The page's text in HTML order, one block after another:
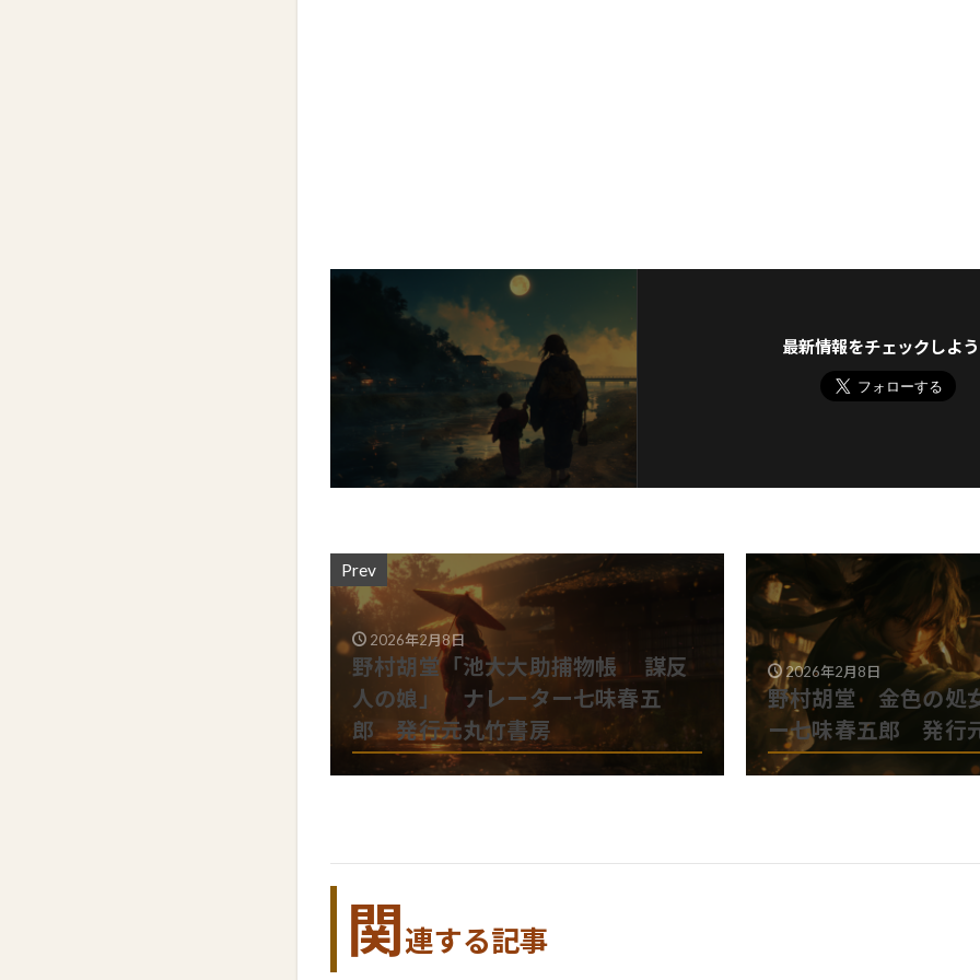
最新情報をチェックしよ
Prev
2026年2月8日
野村胡堂「池大大助捕物帳 謀反
人の娘」 ナレーター七味春五
郎 発行元丸竹書房
2026年2月8日
野村胡堂 金色の処
ー七味春五郎 発行
関 連する記事